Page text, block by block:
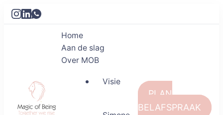
Home
Aan de slag
Over MOB
Visie
PLAN
BELAFSPRAAK